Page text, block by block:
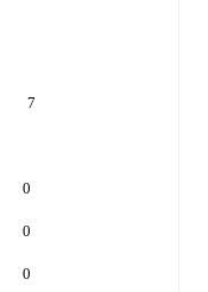
7
0
0
0